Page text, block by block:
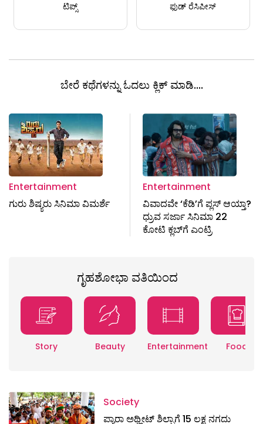
ಟಿಪ್ಸ್
ಫುಡ್ ರೆಸಿಪೀಸ್
ಬೇರೆ ಕಥೆಗಳನ್ನು ಓದಲು ಕ್ಲಿಕ್ ಮಾಡಿ....
Entertainment
ಗುರು ಶಿಷ್ಯರು ಸಿನಿಮಾ ವಿಮರ್ಶೆ
Entertainment
ವಿವಾದವೇ ‘ಕೆಡಿ’ಗೆ ಪ್ಲಸ್ ಆಯ್ತಾ?
ಧ್ರುವ ಸರ್ಜಾ ಸಿನಿಮಾ 22
ಕೋಟಿ ಕ್ಲಬ್‌ಗೆ ಎಂಟ್ರಿ
ಗೃಹಶೋಭಾ ವತಿಯಿಂದ
Story Beauty Entertainment Food
Society
ಪ್ಯಾರಾ ಅಥ್ಲೀಟ್ ಶಿಲ್ಪಾಗೆ 15 ಲಕ್ಷ ನಗದು